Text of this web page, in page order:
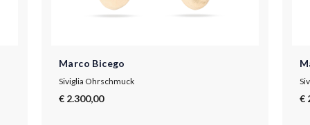
Marco Bicego
Siviglia Ohrschmuck
€ 2.300,00 €